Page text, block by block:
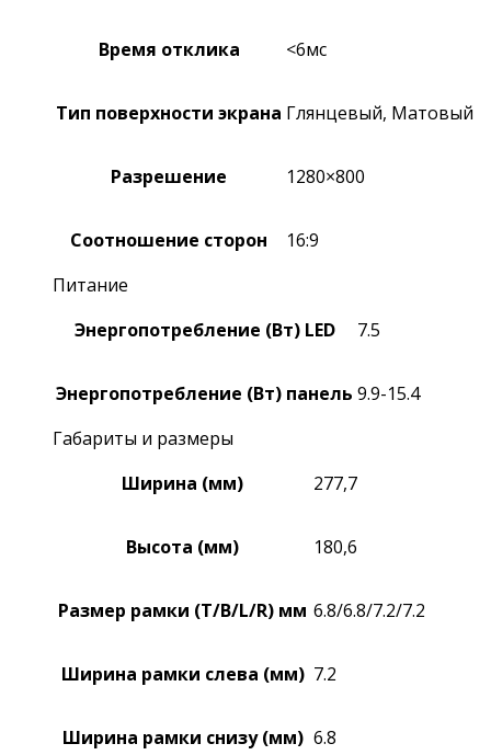
Время отклика <6мс
Тип поверхности экрана Глянцевый, Матовый
Разрешение 1280×800
Соотношение сторон
16:9
Питание
Энергопотребление (Вт) LED
7.5
Энергопотребление (Вт) панель 9.9-15.4
Габариты и размеры
Ширина (мм)
277,7
Высота (мм) 180,6
Размер рамки (T/B/L/R) мм 6.8/6.8/7.2/7.2
Ширина рамки слева (мм) 7.2
Ширина рамки снизу (мм) 6.8